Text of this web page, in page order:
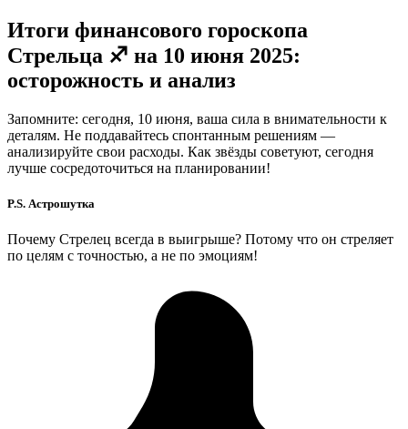
Итоги финансового гороскопа
Стрельца ♐ на 10 июня 2025:
осторожность и анализ
Запомните: сегодня, 10 июня, ваша сила в внимательности к
деталям. Не поддавайтесь спонтанным решениям —
анализируйте свои расходы. Как звёзды советуют, сегодня
лучше сосредоточиться на планировании!
P.S. Астрошутка
Почему Стрелец всегда в выигрыше? Потому что он стреляет
по целям с точностью, а не по эмоциям!